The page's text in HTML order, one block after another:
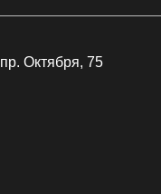
пр. Октября, 75